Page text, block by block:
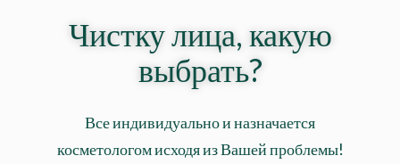
Чистку лица, какую
выбрать?
Все индивидуально и назначается
косметологом исходя из Вашей проблемы!